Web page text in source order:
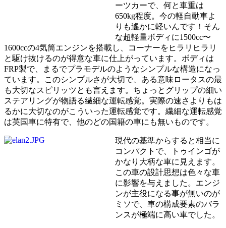
ーツカーで、何と車重は
650kg程度。今の軽自動車よ
りも遙かに軽いんです！そん
な超軽量ボディに1500cc〜
1600ccの4気筒エンジンを搭載し、コーナーをヒラリヒラリ
と駆け抜けるのが得意な車に仕上がっています。ボディは
FRP製で、まるでプラモデルのようなシンプルな構造になっ
ています。このシンプルさが大切で、ある意味ロータスの最
も大切なスピリッツとも言えます。ちょっとグリップの細い
ステアリングが物語る繊細な運転感覚。実際の速さよりもは
るかに大切なのがこういった運転感覚です。繊細な運転感覚
は英国車に特有で、他のどの国籍の車にも無いものです。
現代の基準からすると相当に
コンパクトで、トゥインゴが
かなり大柄な車に見えます。
この車の設計思想は色々な車
に影響を与えました。エンジ
ンが主役になる事が無いのが
ミソで、車の構成要素のバラ
ンスが極端に高い車でした。